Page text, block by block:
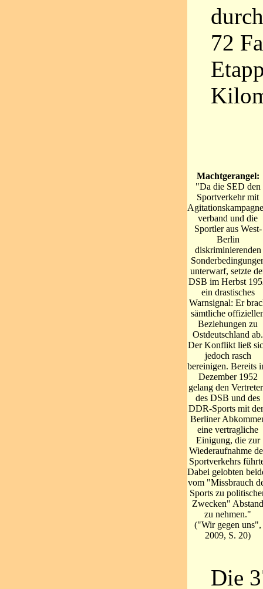
72
Machtgerangel:
"Da die SED den
Sportverkehr mit
verband und die
Sportler aus West-
Berlin
diskriminierenden
unterwarf, setzte
DSB im Herbst
ein drastisches
Warnsignal: Er
sämtliche
Beziehungen zu
Ostdeutschland ab.
Der Konflikt ließ
jedoch rasch
bereinigen. Bereits
Dezember 1952
gelang den
des DSB und des
DDR-Sports mit
Berliner
eine vertragliche
Einigung, die zur
Wiederaufnahme
Sportverkehrs
Dabei gelobten
vom "Missbrauch
Sports zu
Zwecken" Abstand
zu nehmen."
("Wir gegen uns",
2009, S. 20)
Die